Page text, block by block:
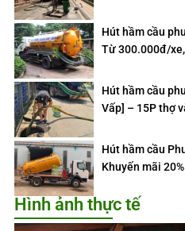
Hút hầm cầu
Từ 300.000đ/
Hút hầm cầu
Vấp] – 15P thợ
Hút hầm cầu
Khuyến mãi 20%
Hình ảnh thực tế